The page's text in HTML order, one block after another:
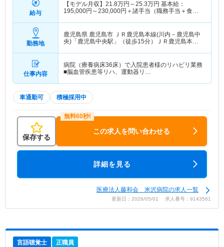
給与
【モデル月収】 21.8万円～25.3万円 基本給：
195,000円～230,000円＋諸手当（職務手当＋食事
勤務地
鹿児島県 鹿児島市 ＪＲ鹿児島本線(川内－鹿児島中
央)「鹿児島中央駅」（徒歩15分）ＪＲ鹿児島本線
他
仕事内容
病院（療養病床36床）で入院患者様のリハビリ業務
■脳血管疾患等リハ、運動器リ…
車通勤可 積極採用中
保存する
この求人を問い合わせる
詳細を見る
医療法人藤和会 米沢病院の求人一覧
更新日：2026/05/01 求人番号：9143561
言語聴覚士 正職員